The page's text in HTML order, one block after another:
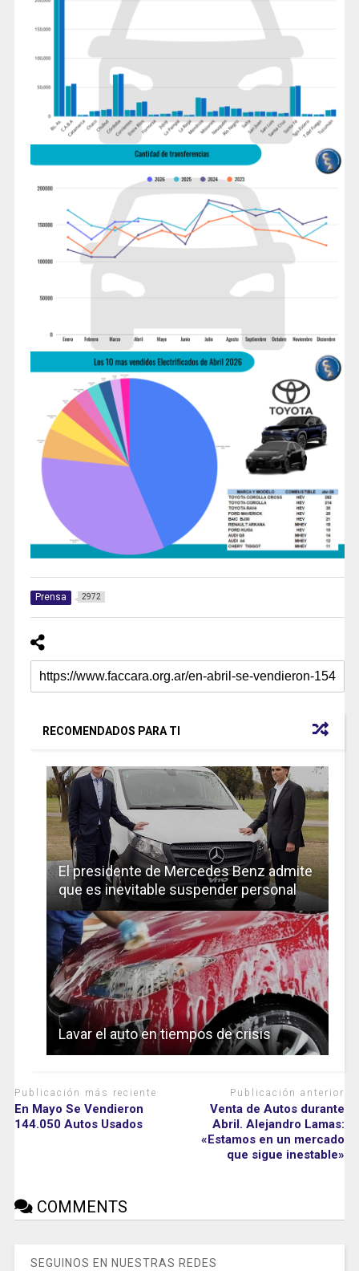
Prensa 2972
RECOMENDADOS PARA TI
El presidente de Mercedes Benz admite
que es inevitable suspender personal
Lavar el auto en tiempos de crisis
Publicación más reciente
En Mayo Se Vendieron
144.050 Autos Usados
Publicación anterior
Venta de Autos durante
Abril. Alejandro Lamas:
«Estamos en un mercado
que sigue inestable»
COMMENTS
SEGUINOS EN NUESTRAS REDES